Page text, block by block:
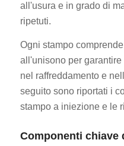
all'usura e in grado di
ripetuti.
Ogni stampo
all'unisono per
nel raffreddamento e
seguito sono riportati i
stampo a iniezione e le
Componenti chiave